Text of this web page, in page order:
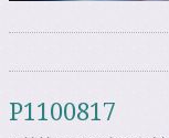
P1100817